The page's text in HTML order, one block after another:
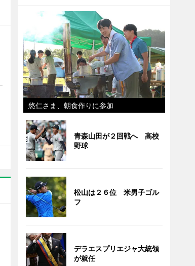
悠仁さま、朝食作りに参加
青森山田が２回戦へ 高校
野球
松山は２６位 米男子ゴル
フ
デラエスプリエジャ大統領
が就任